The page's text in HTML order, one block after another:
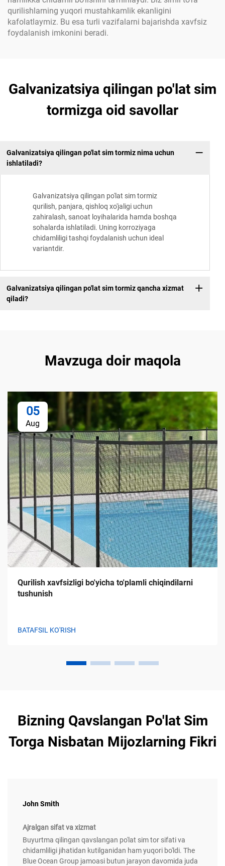
qurilishlarning yuqori mustahkamlik ekanligini
kafolatlaymiz. Bu esa turli vazifalarni bajarishda xavfsiz
foydalanish imkonini beradi.
Galvanizatsiya qilingan po'lat sim
tormizga oid savollar
Galvanizatsiya qilingan po'lat sim tormiz nima uchun
ishlatiladi?
Galvanizatsiya qilingan po'lat sim tormiz
qurilish, panjara, qishloq xo'jaligi uchun
zahiralash, sanoat loyihalarida hamda boshqa
sohalarda ishlatiladi. Uning korroziyaga
chidamliligi tashqi foydalanish uchun ideal
variantdir.
Galvanizatsiya qilingan po'lat sim tormiz qancha xizmat
qiladi?
Mavzuga doir maqola
05
Aug
Qurilish xavfsizligi bo'yicha to'plamli chiqindilarni
tushunish
BATAFSIL KO'RISH
Bizning Qavslangan Po'lat Sim
Torga Nisbatan Mijozlarning Fikri
John Smith
Ajralgan sifat va xizmat
Buyurtma qilingan qavslangan po'lat sim tor sifati va
chidamliligi jihatidan kutilganidan ham yuqori bo'ldi. The
Blue Ocean Group jamoasi butun jarayon davomida juda